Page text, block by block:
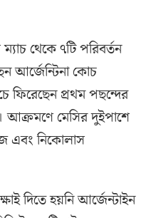
থেকে ৭টি পরিবর্তন
আর্জেন্টিনা কোচ
ফিরেছেন প্রথম পছন্দের
আক্রমণে মেসির দুইপাশে
এবং নিকোলাস
দিতে হয়নি আর্জেন্টাইন